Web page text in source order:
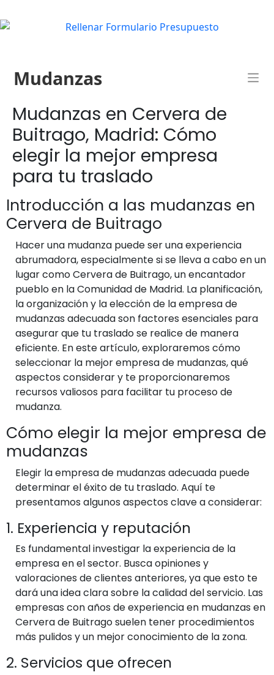
Mudanzas
Mudanzas en Cervera de
Buitrago, Madrid: Cómo
elegir la mejor empresa
para tu traslado
Introducción a las mudanzas en
Cervera de Buitrago
Hacer una mudanza puede ser una experiencia
abrumadora, especialmente si se lleva a cabo en un
lugar como Cervera de Buitrago, un encantador
pueblo en la Comunidad de Madrid. La planificación,
la organización y la elección de la empresa de
mudanzas adecuada son factores esenciales para
asegurar que tu traslado se realice de manera
eficiente. En este artículo, exploraremos cómo
seleccionar la mejor empresa de mudanzas, qué
aspectos considerar y te proporcionaremos
recursos valiosos para facilitar tu proceso de
mudanza.
Cómo elegir la mejor empresa de
mudanzas
Elegir la empresa de mudanzas adecuada puede
determinar el éxito de tu traslado. Aquí te
presentamos algunos aspectos clave a considerar:
1. Experiencia y reputación
Es fundamental investigar la experiencia de la
empresa en el sector. Busca opiniones y
valoraciones de clientes anteriores, ya que esto te
dará una idea clara sobre la calidad del servicio. Las
empresas con años de experiencia en mudanzas en
Cervera de Buitrago suelen tener procedimientos
más pulidos y un mejor conocimiento de la zona.
2. Servicios que ofrecen